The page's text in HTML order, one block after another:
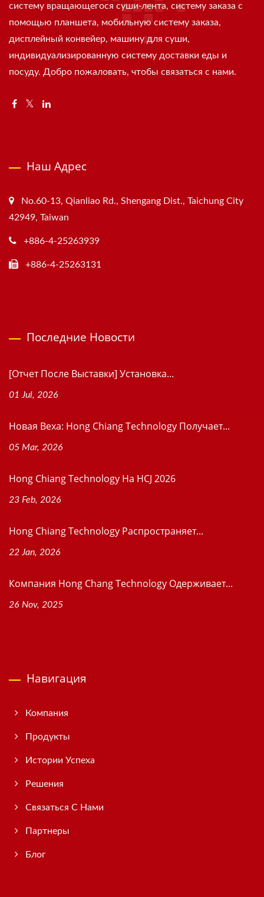
систему вращающегося суши-лента, систему заказа с
помощью планшета, мобильную систему заказа,
дисплейный конвейер, машину для суши,
индивидуализированную систему доставки еды и
посуду. Добро пожаловать, чтобы связаться с нами.
Наш Адрес
No.60-13, Qianliao Rd., Shengang Dist., Taichung City
42949, Taiwan
+886-4-25263939
+886-4-25263131
Последние Новости
[Отчет После Выставки] Установка...
01 Jul, 2026
Новая Веха: Hong Chiang Technology Получает...
05 Mar, 2026
Hong Chiang Technology На HCJ 2026
23 Feb, 2026
Hong Chiang Technology Распространяет...
22 Jan, 2026
Компания Hong Chang Technology Одерживает...
26 Nov, 2025
Навигация
Компания
Продукты
Истории Успеха
Решения
Связаться С Нами
Партнеры
Блог